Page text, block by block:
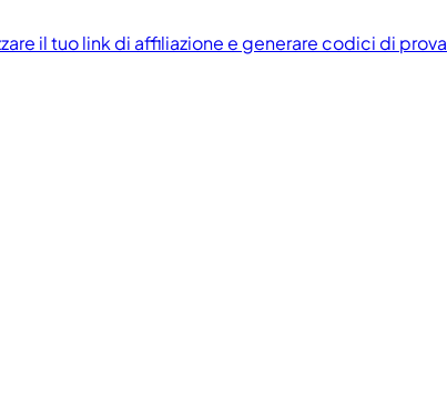
il tuo link di affiliazione e generare codici di prova